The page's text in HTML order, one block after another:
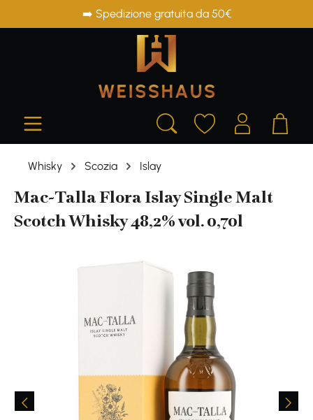
➡️ Spedizione gratuita da 50€
Whisky Scozia Islay
Mac-Talla Flora Islay Single Malt
Scotch Whisky 48,2% vol. 0,70l
Skip image gallery